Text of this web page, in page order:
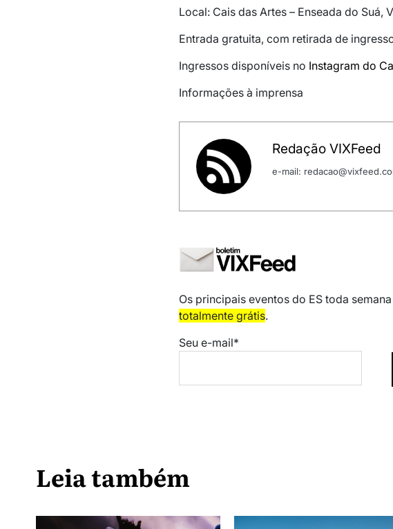
Local: Cais das Artes – Enseada do Suá,
Entrada gratuita, com retirada de
Ingressos disponíveis no Instagram do
Informações à imprensa
Redação VIXFeed
e-mail:
Os principais eventos do ES toda
totalmente grátis.
Seu e-mail*
Leia também